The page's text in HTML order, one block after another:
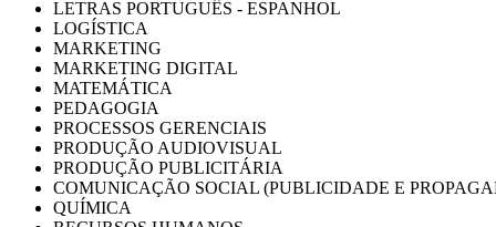
LETRAS PORTUGUÊS - ESPANHOL
LOGÍSTICA
MARKETING
MARKETING DIGITAL
MATEMÁTICA
PEDAGOGIA
PROCESSOS GERENCIAIS
PRODUÇÃO AUDIOVISUAL
PRODUÇÃO PUBLICITÁRIA
COMUNICAÇÃO SOCIAL (PUBLICIDADE E
QUÍMICA